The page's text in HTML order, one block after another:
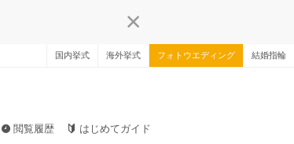
国内挙式 海外挙式 フォトウエディング 結婚指輪
閲覧履歴 はじめてガイド